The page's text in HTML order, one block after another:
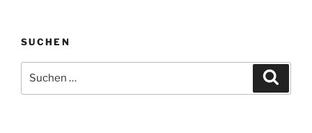
SUCHEN
nach: